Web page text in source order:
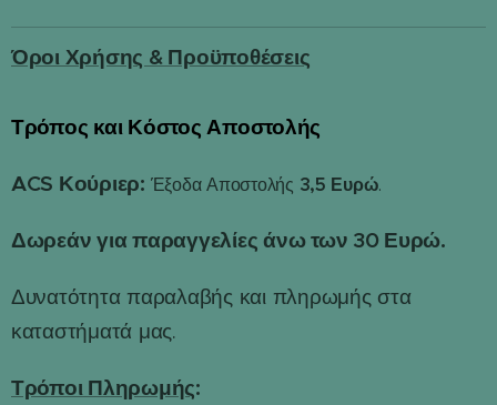
Όροι Χρήσης & Προϋποθέσεις
Τρόπος και Κόστος Αποστολής
ACS Κούριερ: Έξοδα Αποστολής 3,5 Ευρώ.
Δωρεάν για παραγγελίες άνω των 30 Ευρώ.
Δυνατότητα παραλαβής και πληρωμής στα
καταστήματά μας.
Τρόποι Πληρωμής: